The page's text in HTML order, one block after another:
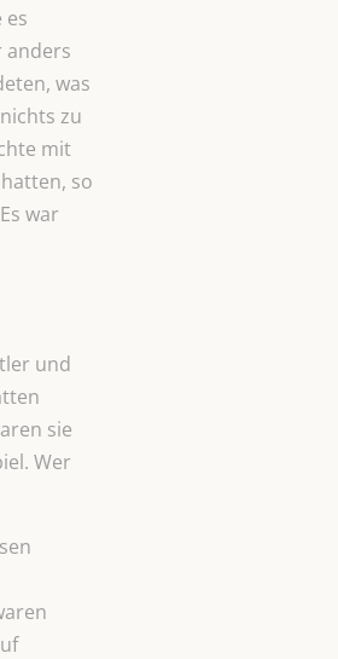
es
anders
was
zu
mit
so
war
und
sie
Wer